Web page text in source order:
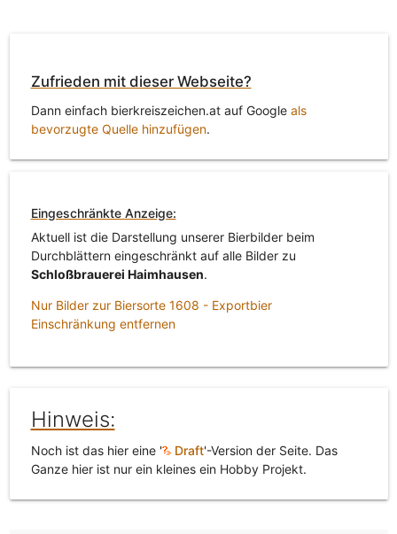
Zufrieden mit dieser Webseite?
Dann einfach bierkreiszeichen.at auf Google als
bevorzugte Quelle hinzufügen.
Eingeschränkte Anzeige:
Aktuell ist die Darstellung unserer Bierbilder beim
Durchblättern eingeschränkt auf alle Bilder zu
Schloßbrauerei Haimhausen.
Nur Bilder zur Biersorte 1608 - Exportbier
Einschränkung entfernen
Hinweis:
Noch ist das hier eine ' Draft'-Version der Seite. Das
Ganze hier ist nur ein kleines ein Hobby Projekt.